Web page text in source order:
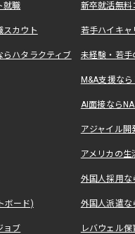
就職 新卒就活無料
スカウト 若手ハイキ
ハタラクティブ 未経験・若手
M&A支援な
AI面接なら
アジャイル
アメリカの
外国人採用
ボード) 外国人派遣な
ョブ レバウェル